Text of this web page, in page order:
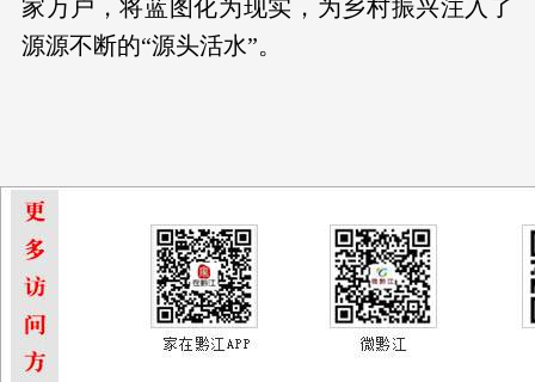
家万户，将蓝图化为现实，为乡村振兴注入了
源源不断的“源头活水”。